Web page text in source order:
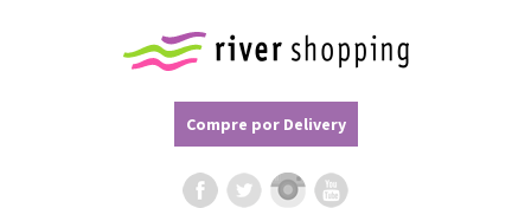
Compre por Delivery